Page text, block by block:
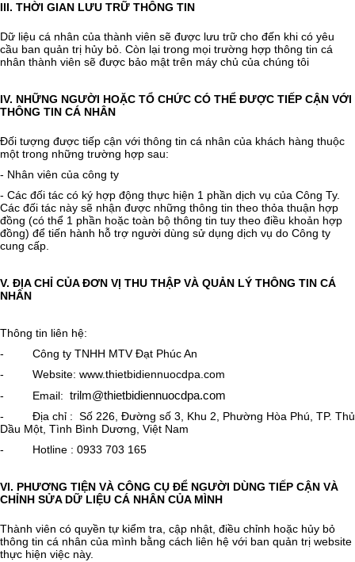
III. THỜI GIAN LƯU TRỮ THÔNG TIN
Dữ liệu cá nhân của thành viên sẽ được lưu trữ cho đến khi có yêu
cầu ban quản trị hủy bỏ. Còn lại trong mọi trường hợp thông tin cá
nhân thành viên sẽ được bảo mật trên máy chủ của chúng tôi
IV. NHỮNG NGƯỜI HOẶC TỔ CHỨC CÓ THỂ ĐƯỢC TIẾP CẬN VỚI
THÔNG TIN CÁ NHÂN
Đối tượng được tiếp cận với thông tin cá nhân của khách hàng thuộc
một trong những trường hợp sau:
- Nhân viên của công ty
- Các đối tác có ký hợp động thực hiện 1 phần dịch vụ của Công Ty.
Các đối tác này sẽ nhận được những thông tin theo thỏa thuận hợp
đồng (có thể 1 phần hoặc toàn bộ thông tin tuy theo điều khoản hợp
đồng) để tiến hành hỗ trợ người dùng sử dụng dịch vụ do Công ty
cung cấp.
V. ĐỊA CHỈ CỦA ĐƠN VỊ THU THẬP VÀ QUẢN LÝ THÔNG TIN CÁ
NHÂN
Thông tin liên hệ:
- Công ty TNHH MTV Đạt Phúc An
- Website: www.thietbidiennuocdpa.com
- Email: trilm@thietbidiennuocdpa.com
- Địa chỉ : Số 226, Đường số 3, Khu 2, Phường Hòa Phú, TP. Thủ
Dầu Một, Tình Bình Dương, Việt Nam
- Hotline : 0933 703 165
VI. PHƯƠNG TIỆN VÀ CÔNG CỤ ĐỂ NGƯỜI DÙNG TIẾP CẬN VÀ
CHỈNH SỬA DỮ LIỆU CÁ NHÂN CỦA MÌNH
Thành viên có quyền tự kiểm tra, cập nhật, điều chỉnh hoặc hủy bỏ
thông tin cá nhân của mình bằng cách liên hệ với ban quản trị website
thực hiện việc này.